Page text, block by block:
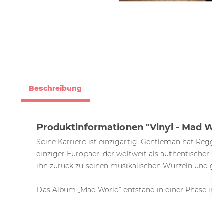
Beschreibung
Produktinformationen "Vinyl - Mad
Seine Karriere ist einzigartig: Gentleman hat
einziger Europäer, der weltweit als
ihn zurück zu seinen musikalischen Wurzeln
Das Album „Mad World“ entstand in einer